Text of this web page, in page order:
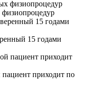
15 годами
приходит по